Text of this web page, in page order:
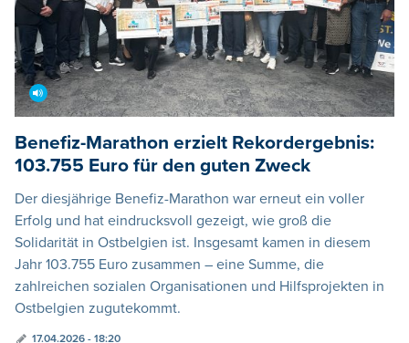
Benefiz-Marathon erzielt Rekordergebnis:
103.755 Euro für den guten Zweck
Der diesjährige Benefiz-Marathon war erneut ein voller
Erfolg und hat eindrucksvoll gezeigt, wie groß die
Solidarität in Ostbelgien ist. Insgesamt kamen in diesem
Jahr 103.755 Euro zusammen – eine Summe, die
zahlreichen sozialen Organisationen und Hilfsprojekten in
Ostbelgien zugutekommt.
17.04.2026 - 18:20